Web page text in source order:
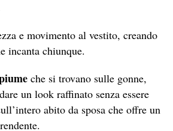
e movimento al vestito, creando
incanta chiunque.
che si trovano sulle gonne,
un look raffinato senza essere
abito da sposa che offre un